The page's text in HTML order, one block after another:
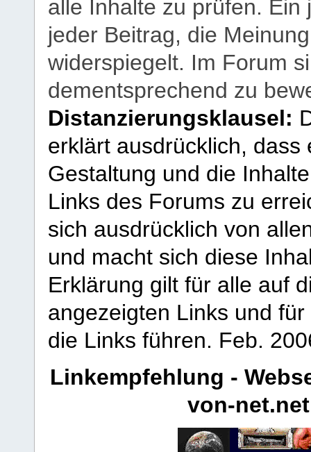
alle Inhalte zu prüfen.
jeder Beitrag, die
widerspiegelt. Im Forum
dementsprechend zu
Distanzierungsklausel:
erklärt ausdrücklich,
Gestaltung und die
Links des Forums zu
sich ausdrücklich von
und macht sich diese
Erklärung gilt für alle auf
angezeigten Links und
die Links führen. Feb.
Linkempfehlung -
von-net.net